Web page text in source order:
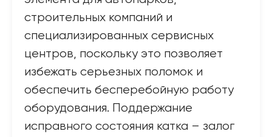
строительных компаний и
специализированных сервисных
центров, поскольку это позволяет
избежать серьезных поломок и
обеспечить бесперебойную работу
оборудования. Поддержание
исправного состояния катка – залог